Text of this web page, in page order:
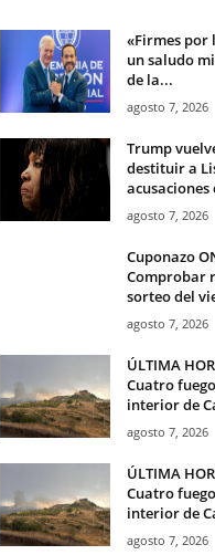
«Firmes por
un saludo
de la...
agosto 7, 2026
Trump
destituir a
acusaciones
agosto 7, 2026
Cuponazo
Comprobar
sorteo del
agosto 7, 2026
ÚLTIMA
Cuatro
interior de
agosto 7, 2026
ÚLTIMA
Cuatro
interior de
agosto 7, 2026